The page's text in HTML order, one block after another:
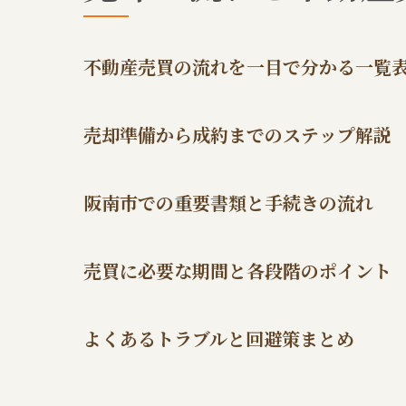
不動産売買の流れを一目で分かる一覧
売却準備から成約までのステップ解説
阪南市での重要書類と手続きの流れ
売買に必要な期間と各段階のポイント
よくあるトラブルと回避策まとめ